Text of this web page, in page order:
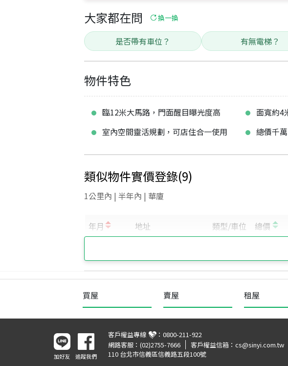
大家都在問 換一換
是否帶有車位？ 有無電梯？
物件特色
臨12米大馬路，門面醒目曝光度高 面寬約4
室內空間靈活規劃，可店住合一使用
總價千
類似物件實價登錄(9)
1公里內 | 半年內 | 華廈
買屋 賣屋 租屋
加好友 追蹤我們
客戶權益專線 ： 0800-211-922
網路客服： (02)2755-7666 客戶權益信箱： cs@sinyi.com.tw
110 台北市信義區信義路五段100號